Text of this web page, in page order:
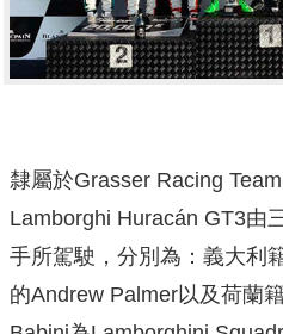
隸屬於Grasser Racing
Lamborghi Huracán GT3由
手所駕駛，分別為：義大利
的Andrew Palmer以及荷蘭